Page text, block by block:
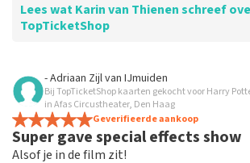
Lees wat Karin van Thienen schreef
TopTicketShop
Beoordeling van Karin van Thienen over
het verliep zeer soepel
de tickets waren makkelijk te boeken
- Adriaan Zijlvan IJmuiden
Bij TopTicketShop kaarten gekocht voor Harry
in Afas Circustheater, Den Haag
Geverifieerde aankoop
Super gave special effects show
Alsof je in de film zit!